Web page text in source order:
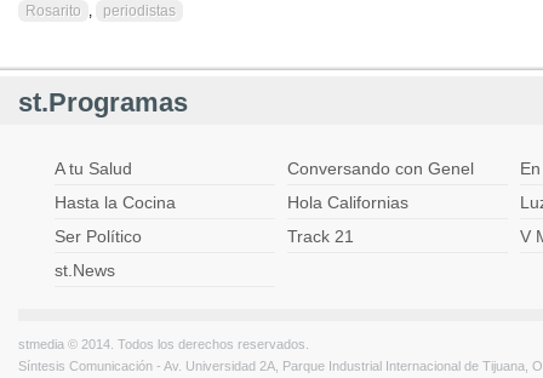
Rosarito , periodistas
st.Programas
A tu Salud Conversando con Genel
Hasta la Cocina
Hola Californias
Ser Político
Track 21
V
st.News
stmedia © 2014. Todos los derechos reservados.
Síntesis Comunicación - Av. Universidad 2A, Parque Industrial Internacional de Tijuana,